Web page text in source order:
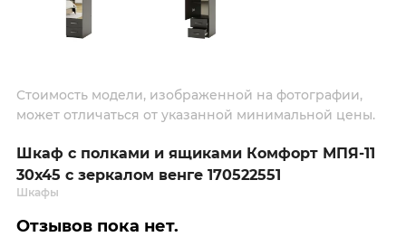
Стоимость модели, изображенной на фотографии,
может отличаться от указанной минимальной цены.
Шкаф с полками и ящиками Комфорт МПЯ-11
30х45 с зеркалом венге 170522551
Шкафы
Отзывов пока нет.